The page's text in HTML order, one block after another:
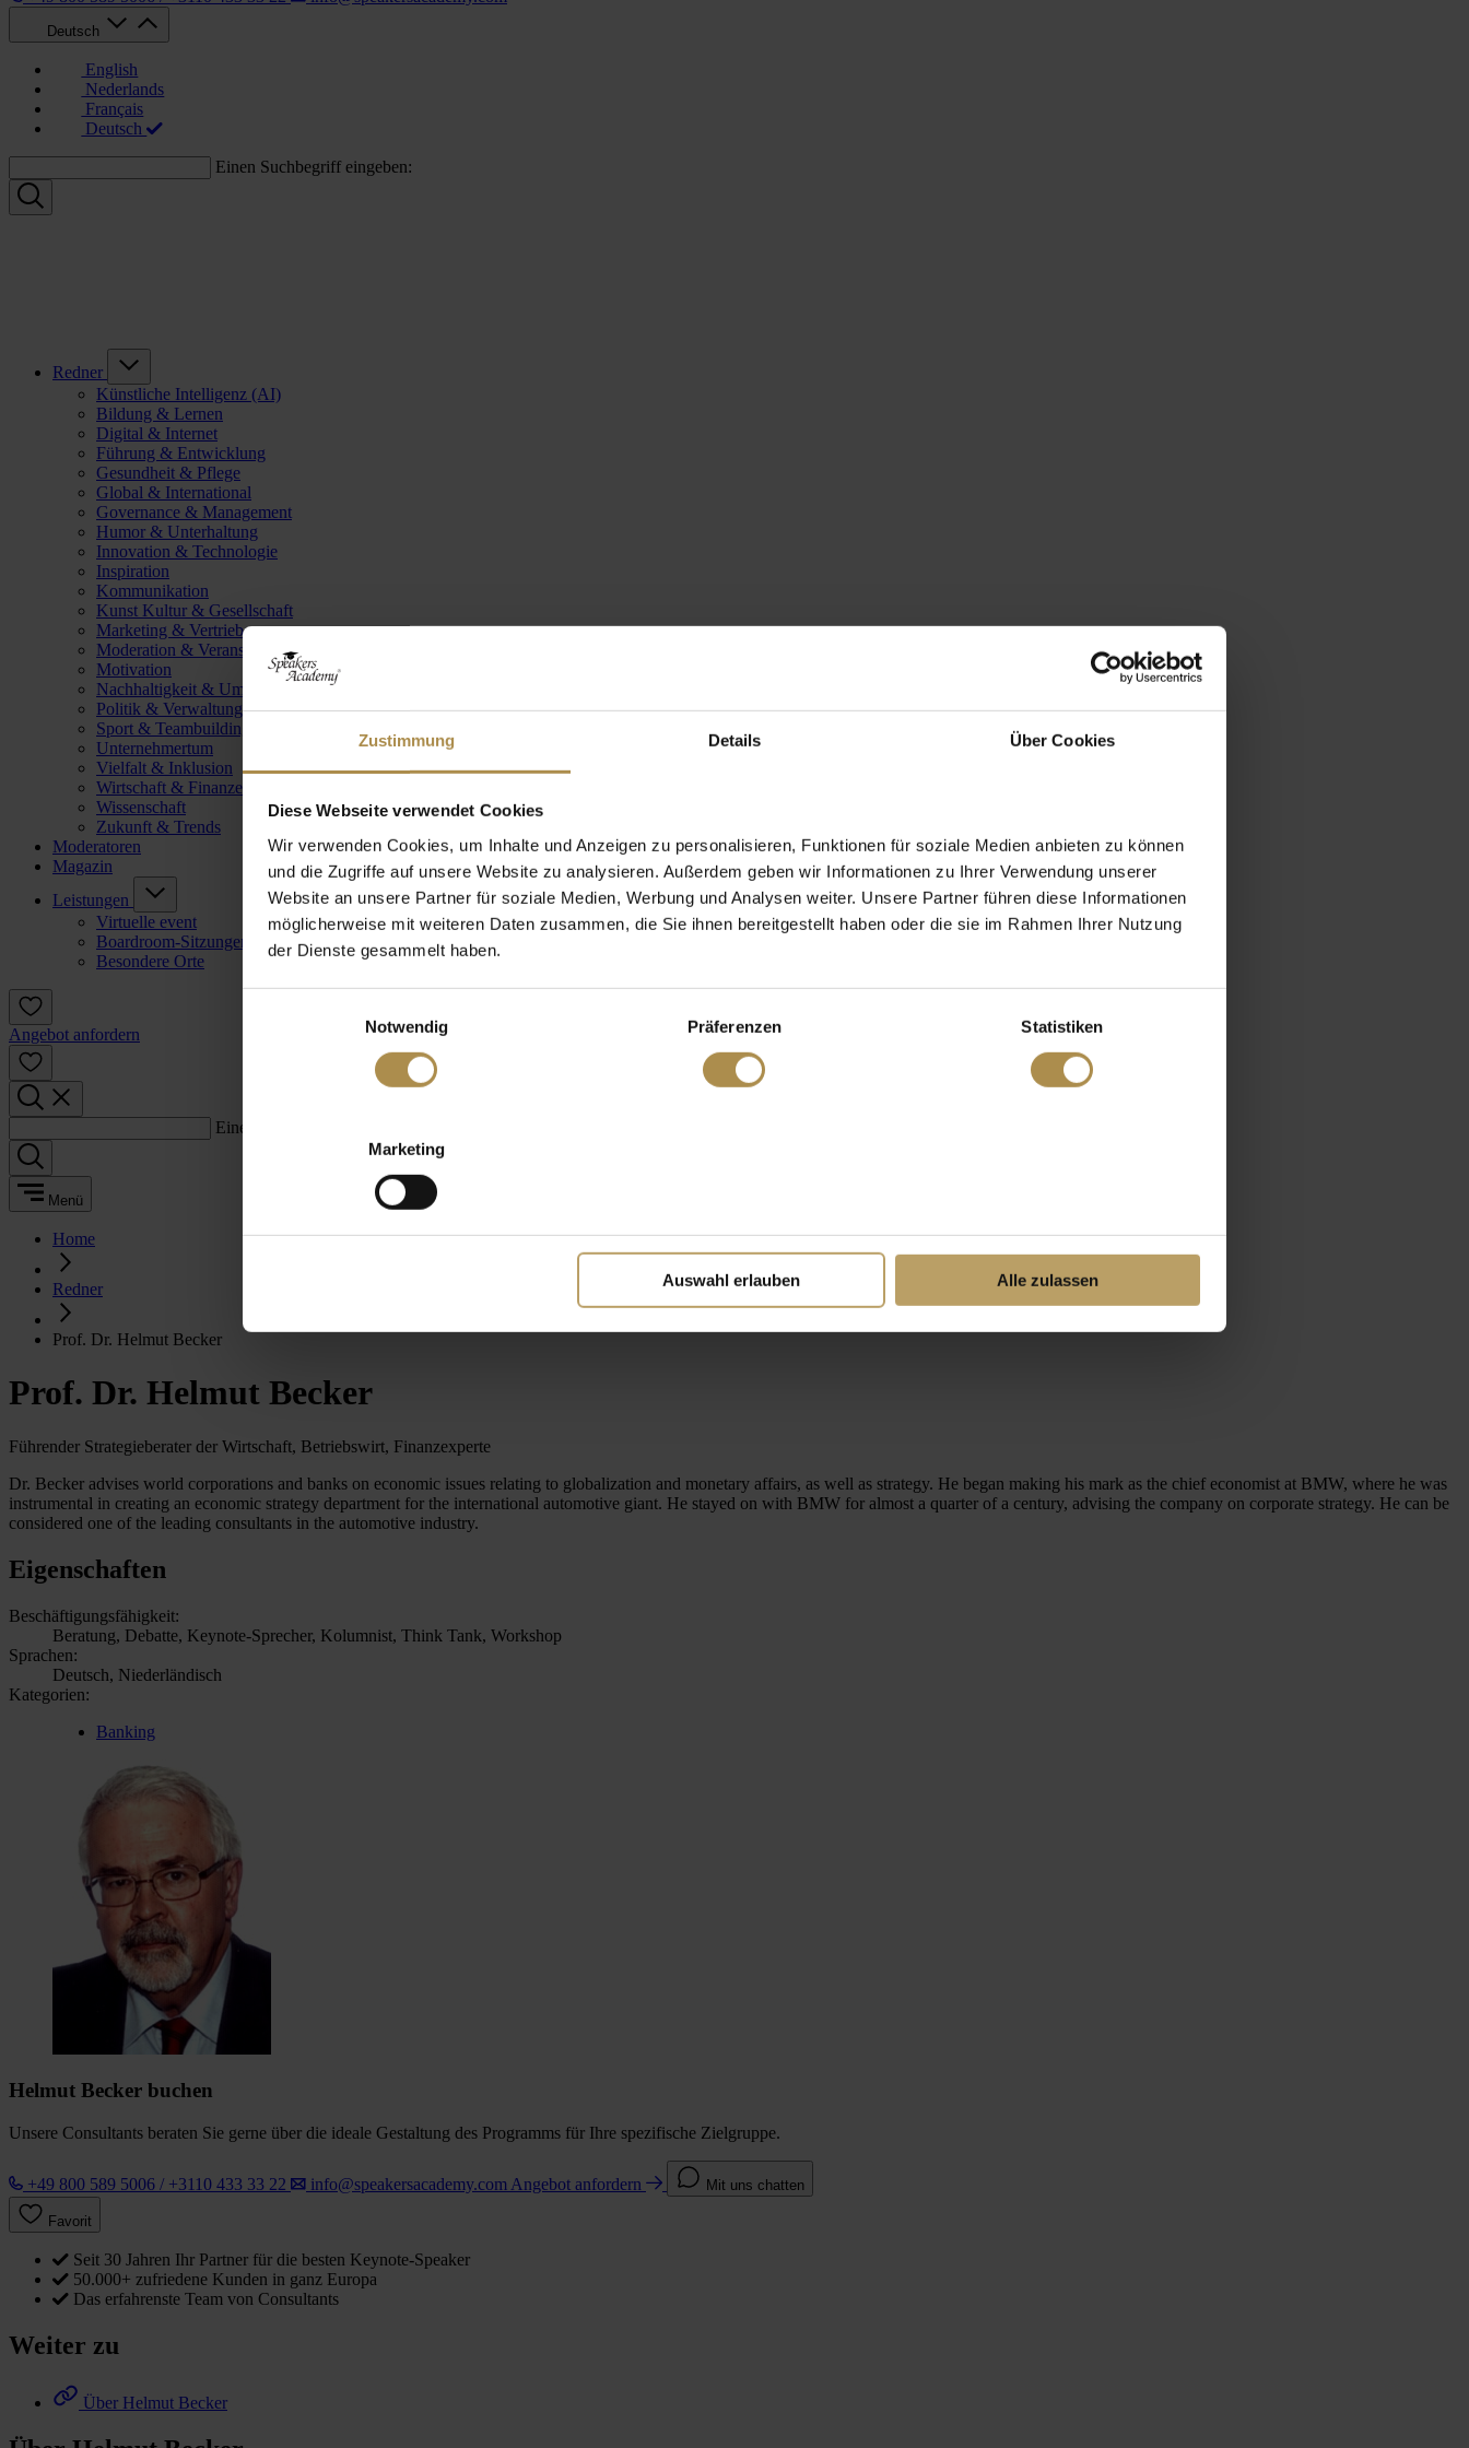
Zustimmung Details Über Cookies
Diese Webseite verwendet Cookies
Wir verwenden Cookies, um Inhalte und Anzeigen zu personalisieren, Funktionen für soziale Medien anbieten zu können
und die Zugriffe auf unsere Website zu analysieren. Außerdem geben wir Informationen zu Ihrer Verwendung unserer
Website an unsere Partner für soziale Medien, Werbung und Analysen weiter. Unsere Partner führen diese Informationen
möglicherweise mit weiteren Daten zusammen, die Sie ihnen bereitgestellt haben oder die sie im Rahmen Ihrer Nutzung
der Dienste gesammelt haben.
Notwendig
Präferenzen Statistiken
Marketing
Auswahl erlauben Alle zulassen
Deutsch
English
Nederlands
Français
Deutsch
Einen Suchbegriff eingeben:
Redner
Künstliche Intelligenz (AI)
Bildung & Lernen
Digital & Internet
Führung & Entwicklung
Gesundheit & Pflege
Global & International
Governance & Management
Humor & Unterhaltung
Innovation & Technologie
Inspiration
Kommunikation
Kunst Kultur & Gesellschaft
Marketing & Vertrieb
Moderation & Veranstaltungsleitung
Motivation
Nachhaltigkeit & Umwelt
Politik & Verwaltung
Sport & Teambuilding
Unternehmertum
Vielfalt & Inklusion
Wirtschaft & Finanzen
Wissenschaft
Zukunft & Trends
Moderatoren
Magazin
Leistungen
Virtuelle event
Boardroom-Sitzungen
Besondere Orte
Angebot anfordern
Einen Suchbegriff eingeben:
Menü
Home
Redner
Prof. Dr. Helmut Becker
Prof. Dr. Helmut Becker
Führender Strategieberater der Wirtschaft, Betriebswirt, Finanzexperte
Dr. Becker advises world corporations and banks on economic issues relating to globalization and monetary affairs, as well as strategy. He began making his mark as the chief economist at BMW, where he was
instrumental in creating an economic strategy department for the international automotive giant. He stayed on with BMW for almost a quarter of a century, advising the company on corporate strategy. He can be
considered one of the leading consultants in the automotive industry.
Eigenschaften
Beschäftigungsfähigkeit:
Beratung, Debatte, Keynote-Sprecher, Kolumnist, Think Tank, Workshop
Sprachen:
Deutsch, Niederländisch
Kategorien:
Banking
Helmut Becker buchen
Unsere Consultants beraten Sie gerne über die ideale Gestaltung des Programms für Ihre spezifische Zielgruppe.
+49 800 589 5006 / +3110 433 33 22 info@speakersacademy.com Angebot anfordern Mit uns chatten
Favorit
Seit 30 Jahren Ihr Partner für die besten Keynote-Speaker
50.000+ zufriedene Kunden in ganz Europa
Das erfahrenste Team von Consultants
Weiter zu
Über Helmut Becker